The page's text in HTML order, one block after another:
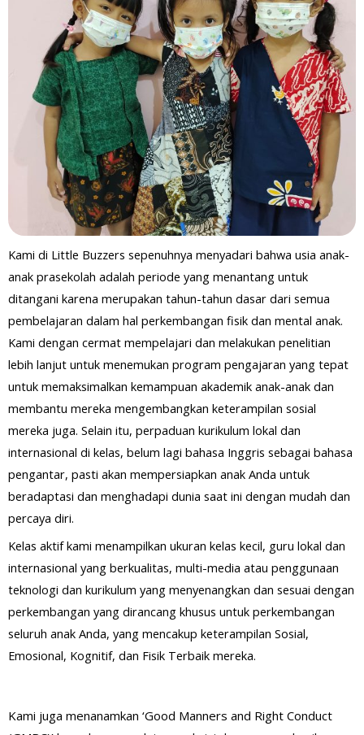
Kami di Little Buzzers sepenuhnya menyadari bahwa usia anak-
anak prasekolah adalah periode yang menantang untuk
ditangani karena merupakan tahun-tahun dasar dari semua
pembelajaran dalam hal perkembangan fisik dan mental anak.
Kami dengan cermat mempelajari dan melakukan penelitian
lebih lanjut untuk menemukan program pengajaran yang tepat
untuk memaksimalkan kemampuan akademik anak-anak dan
membantu mereka mengembangkan keterampilan sosial
mereka juga. Selain itu, perpaduan kurikulum lokal dan
internasional di kelas, belum lagi bahasa Inggris sebagai bahasa
pengantar, pasti akan mempersiapkan anak Anda untuk
beradaptasi dan menghadapi dunia saat ini dengan mudah dan
percaya diri.
Kelas aktif kami menampilkan ukuran kelas kecil, guru lokal dan
internasional yang berkualitas, multi-media atau penggunaan
teknologi dan kurikulum yang menyenangkan dan sesuai dengan
perkembangan yang dirancang khusus untuk perkembangan
seluruh anak Anda, yang mencakup keterampilan Sosial,
Emosional, Kognitif, dan Fisik Terbaik mereka.
Kami juga menanamkan ‘Good Manners and Right Conduct